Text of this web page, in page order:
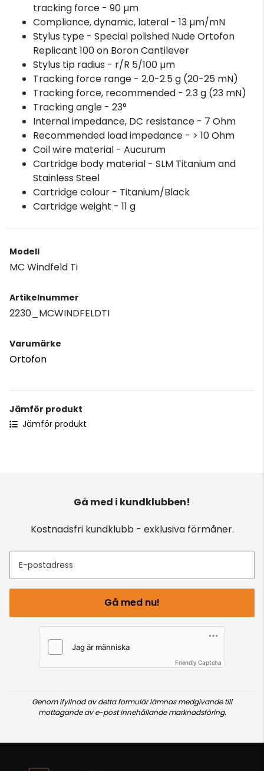
tracking force - 90 µm
Compliance, dynamic, lateral - 13 µm/mN
Stylus type - Special polished Nude Ortofon
Replicant 100 on Boron Cantilever
Stylus tip radius - r/R 5/100 µm
Tracking force range - 2.0-2.5 g (20-25 mN)
Tracking force, recommended - 2.3 g (23 mN)
Tracking angle - 23°
Internal impedance, DC resistance - 7 Ohm
Recommended load impedance - > 10 Ohm
Coil wire material - Aucurum
Cartridge body material - SLM Titanium and
Stainless Steel
Cartridge colour - Titanium/Black
Cartridge weight - 11 g
Modell
MC Windfeld Ti
Artikelnummer
2230_MCWINDFELDTI
Varumärke
Ortofon
Jämför produkt
Jämför produkt
Gå med i kundklubben!
Kostnadsfri kundklubb - exklusiva förmåner.
E-postadress
Gå med nu!
Friendly Captcha
Genom ifyllnad av detta formulär lämnas medgivande till
mottagande av e-post innehållande marknadsföring.